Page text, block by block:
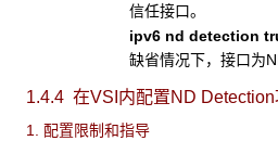
信任接口。
ipv6 nd detection
缺省情况下，接口为
1.4.4 在VSI 内配置ND
1. 配置限制和指导